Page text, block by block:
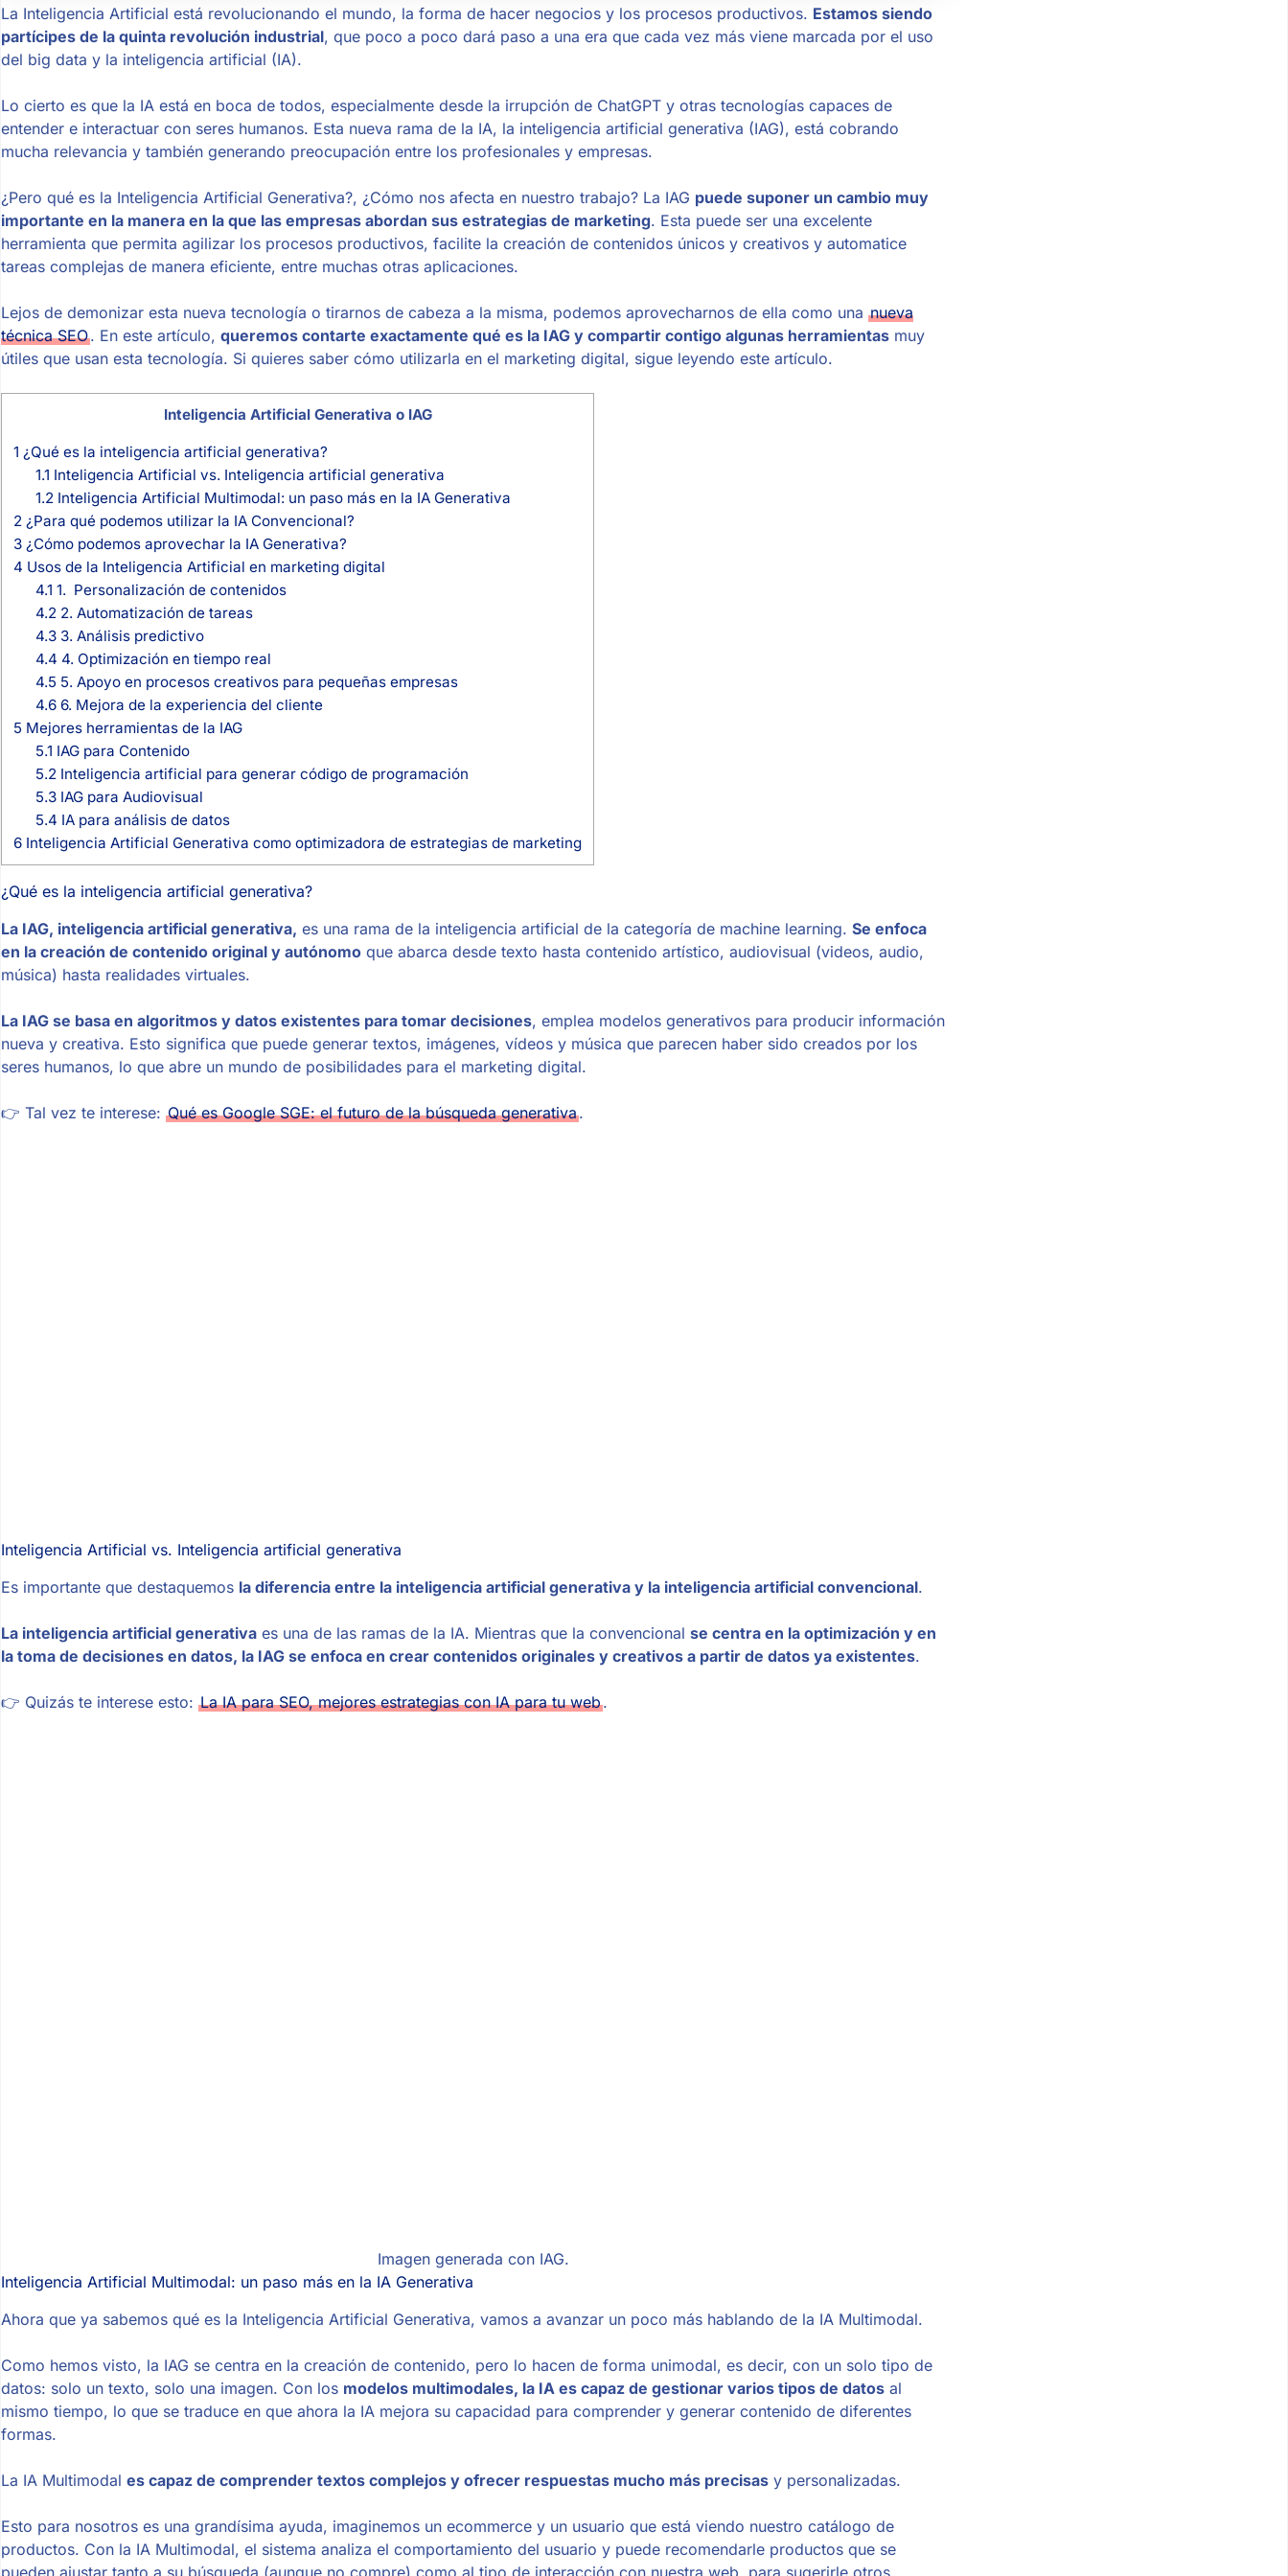
La Inteligencia Artificial está revolucionando el mundo, la forma de hacer negocios y los procesos productivos. Estamos siendo
partícipes de la quinta revolución industrial, que poco a poco dará paso a una era que cada vez más viene marcada por el uso
del big data y la inteligencia artificial (IA).
Lo cierto es que la IA está en boca de todos, especialmente desde la irrupción de ChatGPT y otras tecnologías capaces de
entender e interactuar con seres humanos. Esta nueva rama de la IA, la inteligencia artificial generativa (IAG), está cobrando
mucha relevancia y también generando preocupación entre los profesionales y empresas.
¿Pero qué es la Inteligencia Artificial Generativa?, ¿Cómo nos afecta en nuestro trabajo? La IAG puede suponer un cambio muy
importante en la manera en la que las empresas abordan sus estrategias de marketing. Esta puede ser una excelente
herramienta que permita agilizar los procesos productivos, facilite la creación de contenidos únicos y creativos y automatice
tareas complejas de manera eficiente, entre muchas otras aplicaciones.
Lejos de demonizar esta nueva tecnología o tirarnos de cabeza a la misma, podemos aprovecharnos de ella como una nueva
técnica SEO. En este artículo, queremos contarte exactamente qué es la IAG y compartir contigo algunas herramientas muy
útiles que usan esta tecnología. Si quieres saber cómo utilizarla en el marketing digital, sigue leyendo este artículo.
Inteligencia Artificial Generativa o IAG
1 ¿Qué es la inteligencia artificial generativa?
1.1 Inteligencia Artificial vs. Inteligencia artificial generativa
1.2Inteligencia Artificial Multimodal: un paso más en la IA Generativa
2 ¿Para qué podemos utilizar la IA Convencional?
3 ¿Cómo podemos aprovechar la IA Generativa?
4 Usos de la Inteligencia Artificial en marketing digital
4.1 1. Personalización de contenidos
4.22. Automatización de tareas
4.33. Análisis predictivo
4.4 4. Optimización en tiempo real
4.5 5. Apoyo en procesos creativos para pequeñas empresas
4.66. Mejora de la experiencia del cliente
5 Mejores herramientas de la IAG
5.1 IAG para Contenido
5.2Inteligencia artificial para generar código de programación
5.3IAG para Audiovisual
5.4 IA para análisis de datos
6 Inteligencia Artificial Generativa como optimizadora de estrategias de marketing
¿Qué es la inteligencia artificial generativa?
La IAG, inteligencia artificial generativa, es una rama de la inteligencia artificial de la categoría de machine learning. Se enfoca
en la creación de contenido original y autónomo que abarca desde texto hasta contenido artístico, audiovisual (videos, audio,
música) hasta realidades virtuales.
La IAG se basa en algoritmos y datos existentes para tomar decisiones, emplea modelos generativos para producir información
nueva y creativa. Esto significa que puede generar textos, imágenes, vídeos y música que parecen haber sido creados por los
seres humanos, lo que abre un mundo de posibilidades para el marketing digital.
👉 Tal vez te interese: Qué es Google SGE: el futuro de la búsqueda generativa.
Inteligencia Artificial vs. Inteligencia artificial generativa
Es importante que destaquemos la diferencia entre la inteligencia artificial generativa y la inteligencia artificial convencional.
La inteligencia artificial generativa es una de las ramas de la IA. Mientras que la convencional se centra en la optimización y en
la toma de decisiones en datos, la IAG se enfoca en crear contenidos originales y creativos a partir de datos ya existentes.
👉 Quizás te interese esto: La IA para SEO, mejores estrategias con IA para tu web.
Imagen generada con IAG.
Inteligencia Artificial Multimodal: un paso más en la IA Generativa
Ahora que ya sabemos qué es la Inteligencia Artificial Generativa, vamos a avanzar un poco más hablando de la IA Multimodal.
Como hemos visto, la IAG se centra en la creación de contenido, pero lo hacen de forma unimodal, es decir, con un solo tipo de
datos: solo un texto, solo una imagen. Con los modelos multimodales, la IA es capaz de gestionar varios tipos de datos al
mismo tiempo, lo que se traduce en que ahora la IA mejora su capacidad para comprender y generar contenido de diferentes
formas.
La IA Multimodal es capaz de comprender textos complejos y ofrecer respuestas mucho más precisas y personalizadas.
Esto para nosotros es una grandísima ayuda, imaginemos un ecommerce y un usuario que está viendo nuestro catálogo de
productos. Con la IA Multimodal, el sistema analiza el comportamiento del usuario y puede recomendarle productos que se
pueden ajustar tanto a su búsqueda (aunque no compre) como al tipo de interacción con nuestra web, para sugerirle otros